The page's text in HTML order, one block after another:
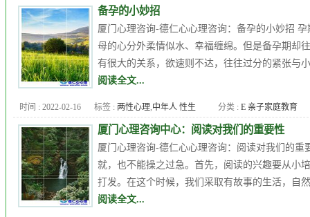
询,心理年龄,心理测试
题,恋爱心理,恐惧症,抑郁症 自
杀,更年期综合症,焦虑症, 爱情,
职场心理,郭潇赢 高考心理
活,九型人格,人格障碍
EAP,厦门儿童心理咨询
厦门心
理专家 ,厦门心理医生 厦门心
理咨询 厦门心理培训课程,品
行障碍 ,女人出轨
教育 强迫症,心理医生,心理咨
询,心理年龄,心理测试,心理问
题,恋爱心理,恐惧症,抑郁症 自
杀,更年期综合症,爱情,职场心
理,郭潇赢,高考心理
备孕的小妙招
厦门心理咨询-德仁心心理咨询：备孕的小妙招
母的心分外柔情似水、幸福缠绵。但是备孕期却
有很大的关系，欲速则不达，往往过分的紧张与
阅读全文...
时间 : 2022-02-16 标签 : 两性心理,中年人 性生
活,九型人格,人格障碍 ,企业
EAP,厦门儿童心理咨询
厦门心
理专家 , 厦门心理医生 , 厦门心
理咨询
厦门心理培训课程,品
行障碍 ,女人出轨
分类 : E 亲子家庭教育
厦门心理咨询中心：阅读对我们的重要性
厦门心理咨询-德仁心心理咨询：阅读对我们的
就，也不能操之过急。首先，阅读的兴趣要从小
打发。在这个时候，我们采取有故事的生活，自
阅读全文...